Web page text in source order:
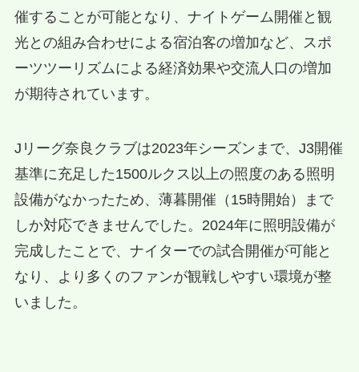
催することが可能となり、ナイトゲーム開催と観
光との組み合わせによる宿泊客の増加など、スポ
ーツツーリズムによる経済効果や交流人口の増加
が期待されています。
Jリーグ奈良クラブは2023年シーズンまで、J3開催
基準に充足した1500ルクス以上の照度のある照明
設備がなかったため、薄暮開催（15時開始）まで
しか対応できませんでした。2024年に照明設備が
完成したことで、ナイターでの試合開催が可能と
なり、より多くのファンが観戦しやすい環境が整
いました。